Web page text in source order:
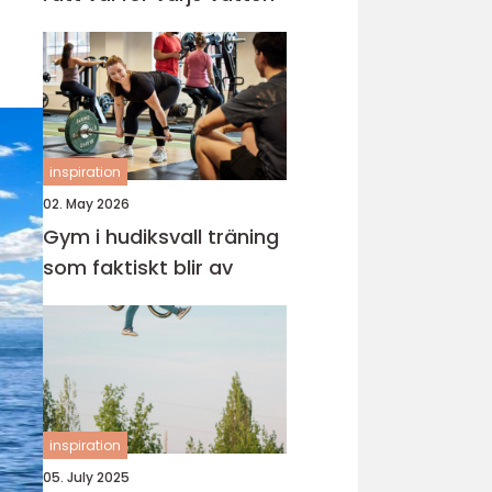
inspiration
02. May 2026
Gym i hudiksvall träning
som faktiskt blir av
inspiration
05. July 2025